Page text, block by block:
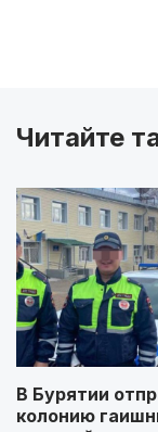
Читайте
В Бурятии
колонию